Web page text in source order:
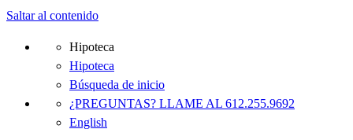
Saltar al contenido
Hipoteca
Hipoteca
Búsqueda de inicio
¿PREGUNTAS? LLAME AL 612.255.9692
English